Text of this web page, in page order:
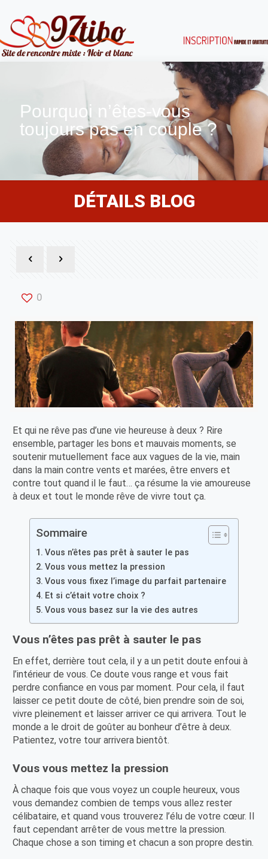
Pourquoi n’êtes-vous
toujours pas en couple ?
DÉTAILS BLOG
0
Et qui ne rêve pas d’une vie heureuse à deux ? Rire
ensemble, partager les bons et mauvais moments, se
soutenir mutuellement face aux vagues de la vie, main
dans la main contre vents et marées, être envers et
contre tout quand il le faut… ça résume la vie amoureuse
à deux et tout le monde rêve de vivre tout ça.
Sommaire
Vous n’êtes pas prêt à sauter le pas
Vous vous mettez la pression
Vous vous fixez l’image du parfait partenaire
Et si c’était votre choix ?
Vous vous basez sur la vie des autres
Vous n’êtes pas prêt à sauter le pas
En effet, derrière tout cela, il y a un petit doute enfoui à
l’intérieur de vous. Ce doute vous range et vous fait
perdre confiance en vous par moment. Pour cela, il faut
laisser ce petit doute de côté, bien prendre soin de soi,
vivre pleinement et laisser arriver ce qui arrivera. Tout le
monde a le droit de goûter au bonheur d’être à deux.
Patientez, votre tour arrivera bientôt.
Vous vous mettez la pression
À chaque fois que vous voyez un couple heureux, vous
vous demandez combien de temps vous allez rester
célibataire, et quand vous trouverez l’élu de votre cœur. Il
faut cependant arrêter de vous mettre la pression.
Chaque chose a son timing et chacun a son propre destin.